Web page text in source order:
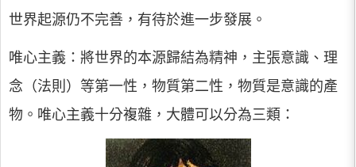
世界起源仍不完善，有待於進一步發展。
唯心主義：將世界的本源歸結為精神，主張意識、理
念（法則）等第一性，物質第二性，物質是意識的產
物。唯心主義十分複雜，大體可以分為三類：